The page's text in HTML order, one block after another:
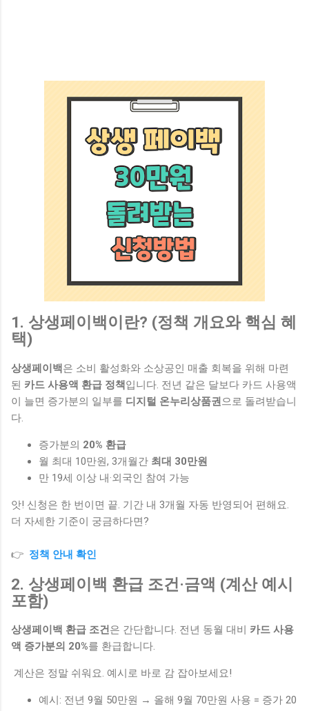
1. 상생페이백이란? (정책 개요와 핵심 혜
택)
상생페이백 은 소비 활성화와 소상공인 매출 회복을 위해 마련
된 카드 사용액 환급 정책 입니다. 전년 같은 달보다 카드 사용액
이 늘면 증가분의 일부를 디지털 온누리상품권으로 돌려받습니
다.
증가분의 20% 환급
월 최대 10만원, 3개월간 최대 30만원
만 19세 이상 내·외국인 참여 가능
앗! 신청은 한 번이면 끝. 기간 내 3개월 자동 반영되어 편해요.
더 자세한 기준이 궁금하다면?
👉 정책 안내 확인
2. 상생페이백 환급 조건·금액 (계산 예시
포함)
상생페이백 환급 조건은 간단합니다. 전년 동월 대비 카드 사용
액 증가분의 20%를 환급합니다.
계산은 정말 쉬워요. 예시로 바로 감 잡아보세요!
예시: 전년 9월 50만원 → 올해 9월 70만원 사용 = 증가 20